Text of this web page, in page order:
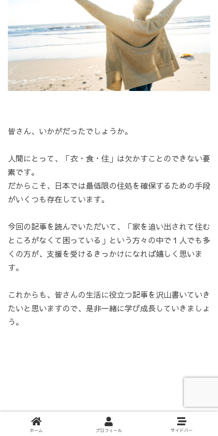
皆さん、いかがだったでしょうか。
人間にとって、「衣・食・住」は欠かすことのできない要
素です。
だからこそ、日本では最低限の住処を確保するための手段
がいくつも存在しています。
今回の記事を読んでいただいて、「家を追い出されて住む
ところがなくて困っている」という方々の中で１人でも多
くの方が、支援を受けるきっかけになれば嬉しく思いま
す。
これからも、皆さんの生活に役立つ記事を沢山書いていき
たいと思いますので、是非一緒に学び成長していきましょ
う。
ホーム プロフィール サイドバー